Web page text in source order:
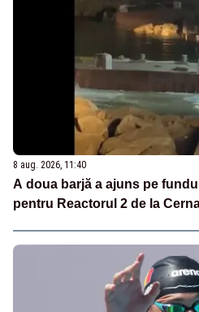
8 aug. 2026, 11:40
A doua barjă a ajuns pe
pentru Reactorul 2 de la